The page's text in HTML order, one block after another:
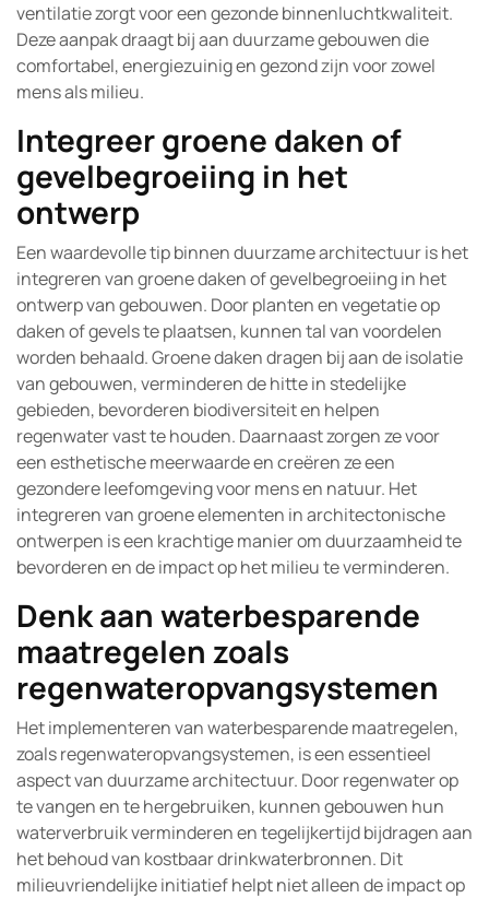
ventilatie zorgt voor een gezonde binnenluchtkwaliteit.
Deze aanpak draagt bij aan duurzame gebouwen die
comfortabel, energiezuinig en gezond zijn voor zowel
mens als milieu.
Integreer groene daken of
gevelbegroeiing in het
ontwerp
Een waardevolle tip binnen duurzame architectuur is het
integreren van groene daken of gevelbegroeiing in het
ontwerp van gebouwen. Door planten en vegetatie op
daken of gevels te plaatsen, kunnen tal van voordelen
worden behaald. Groene daken dragen bij aan de isolatie
van gebouwen, verminderen de hitte in stedelijke
gebieden, bevorderen biodiversiteit en helpen
regenwater vast te houden. Daarnaast zorgen ze voor
een esthetische meerwaarde en creëren ze een
gezondere leefomgeving voor mens en natuur. Het
integreren van groene elementen in architectonische
ontwerpen is een krachtige manier om duurzaamheid te
bevorderen en de impact op het milieu te verminderen.
Denk aan waterbesparende
maatregelen zoals
regenwateropvangsystemen
Het implementeren van waterbesparende maatregelen,
zoals regenwateropvangsystemen, is een essentieel
aspect van duurzame architectuur. Door regenwater op
te vangen en te hergebruiken, kunnen gebouwen hun
waterverbruik verminderen en tegelijkertijd bijdragen aan
het behoud van kostbaar drinkwaterbronnen. Dit
milieuvriendelijke initiatief helpt niet alleen de impact op